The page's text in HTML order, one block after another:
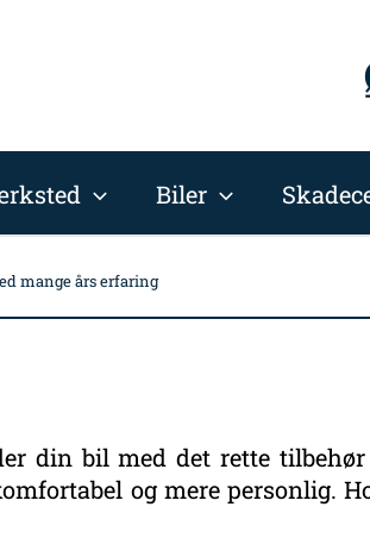
Biler
mange års erfaring
din bil med det rette
og mere personlig.